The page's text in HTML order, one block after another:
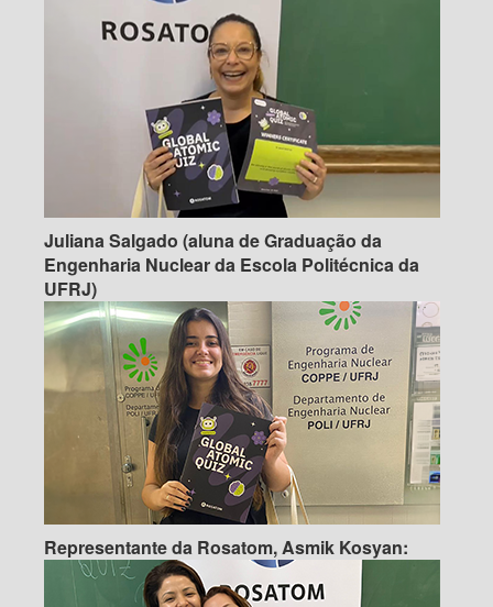
Juliana Salgado (aluna de Graduação da
Engenharia Nuclear da Escola Politécnica da
UFRJ)
Representante da Rosatom,Asmik Kosyan: